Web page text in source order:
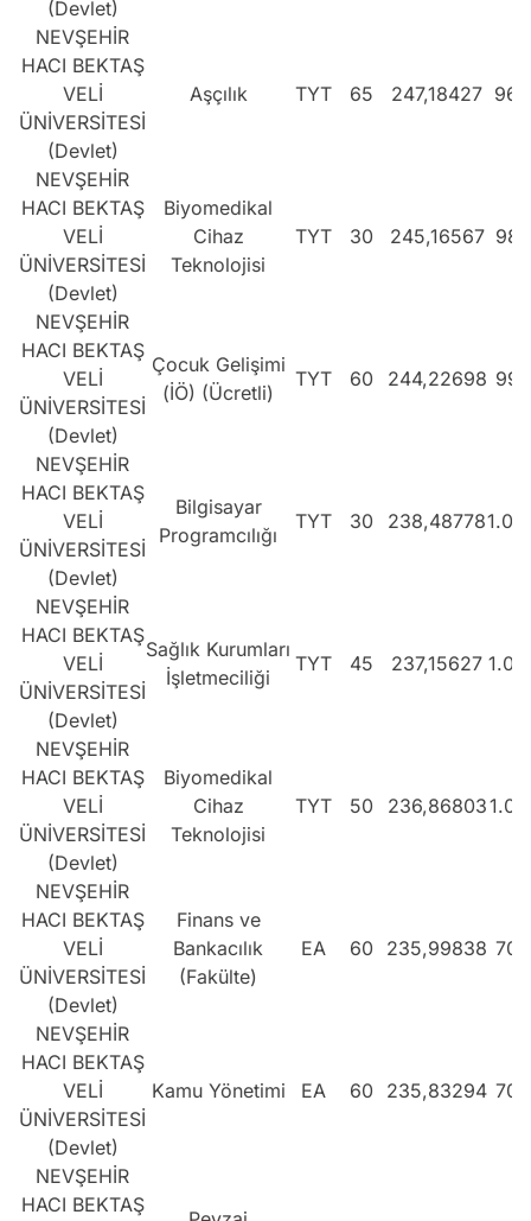
(Devlet)
NEVŞEHİR
HACI BEKTAŞ
VELİ
ÜNİVERSİTESİ
(Devlet)
Aşçılık TYT 65 247,18427
NEVŞEHİR
HACI BEKTAŞ
VELİ
ÜNİVERSİTESİ
(Devlet)
Biyomedikal
Cihaz
Teknolojisi
TYT 30 245,16567
NEVŞEHİR
HACI BEKTAŞ
VELİ
ÜNİVERSİTESİ
(Devlet)
Çocuk Gelişimi
(İÖ) (Ücretli)
TYT 60 244,22698
NEVŞEHİR
HACI BEKTAŞ
VELİ
ÜNİVERSİTESİ
(Devlet)
Bilgisayar
Programcılığı
TYT 30 238,48778
NEVŞEHİR
HACI BEKTAŞ
VELİ
ÜNİVERSİTESİ
(Devlet)
Sağlık Kurumları
İşletmeciliği
TYT 45 237,15627
NEVŞEHİR
HACI BEKTAŞ
VELİ
ÜNİVERSİTESİ
(Devlet)
Biyomedikal
Cihaz
Teknolojisi
TYT 50 236,86803
NEVŞEHİR
HACI BEKTAŞ
VELİ
ÜNİVERSİTESİ
(Devlet)
Finans ve
Bankacılık
(Fakülte)
EA 60 235,99838
NEVŞEHİR
HACI BEKTAŞ
VELİ
ÜNİVERSİTESİ
(Devlet)
Kamu Yönetimi EA 60 235,83294
NEVŞEHİR
HACI BEKTAŞ